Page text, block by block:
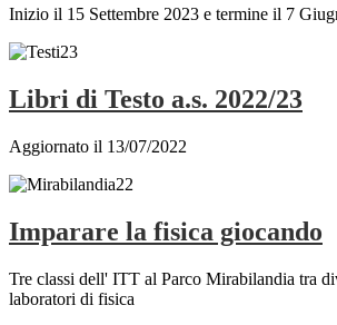
Inizio il 15 Settembre 2023 e termine il 7
Libri di Testo a.s. 2022/23
Aggiornato il 13/07/2022
Imparare la fisica giocando
Tre classi dell' ITT al Parco Mirabilandia tra
laboratori di fisica